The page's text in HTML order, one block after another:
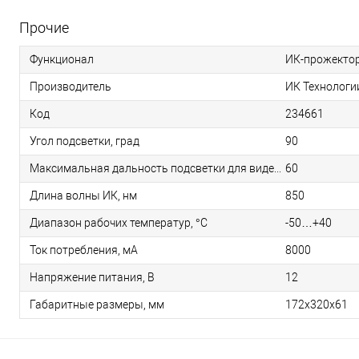
Прочие
Функционал ИК-
Производитель ИК
Код 234661
Угол подсветки, град 90
60
Длина волны ИК, нм 850
Диапазон рабочих температур, °С -50…+40
Ток потребления, мА 8000
Напряжение питания, В 12
Габаритные размеры, мм 172х320х61